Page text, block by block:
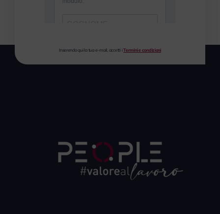
Inserendo qui la tua e-mail, accetti iTermini e condizioni